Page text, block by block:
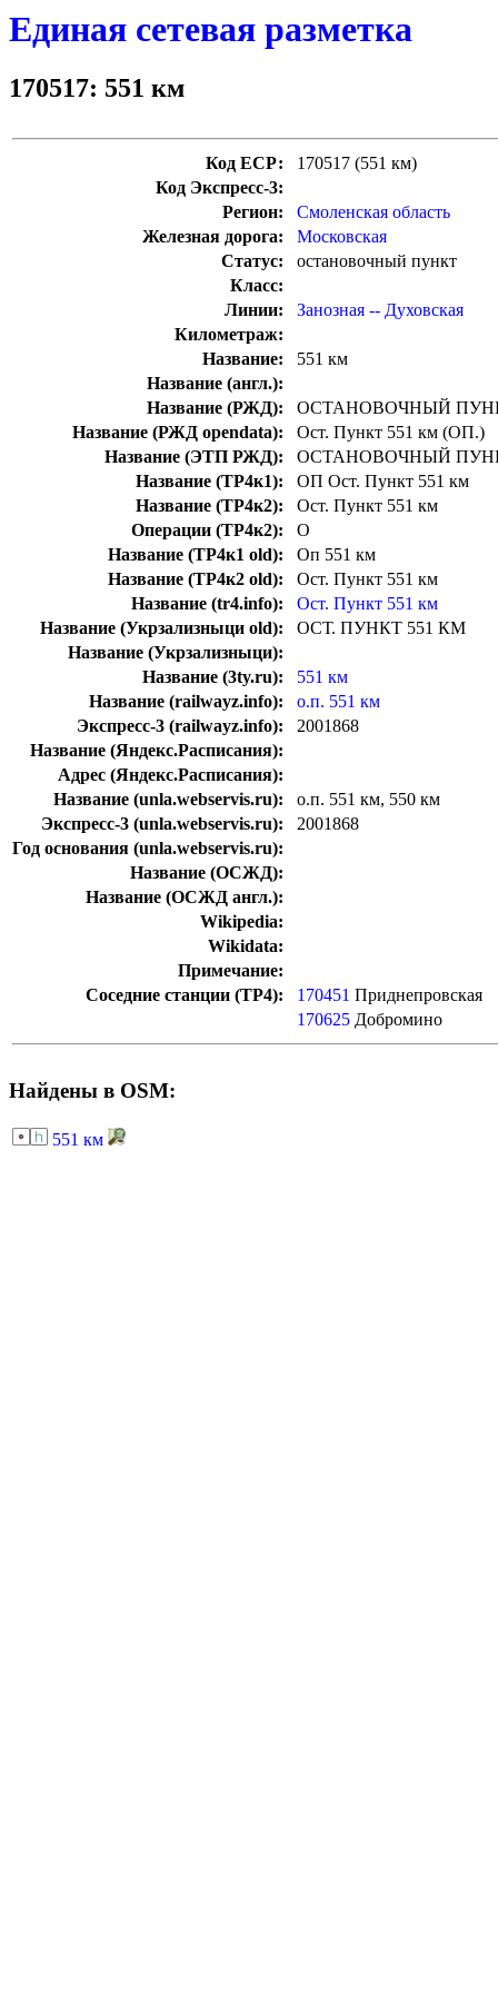
Единая сетевая разметка
170517: 551 км
Код ЕСР:
170517 (551 км)
Код Экспресс-3:
Регион:
Смоленская область
Железная дорога:
Московская
Статус:
остановочный пункт
Класс:
Линии:
Занозная -- Духовская
Километраж:
Название:
551 км
Название (англ.):
Название (РЖД):
ОСТАНОВОЧНЫЙ
Название (РЖД opendata):
Ост. Пункт 551 км (ОП.)
Название (ЭТП РЖД):
ОСТАНОВОЧНЫЙ
Название (ТР4к1):
ОП Ост. Пункт 551 км
Название (ТР4к2):
Ост. Пункт 551 км
Операции (ТР4к2):
О
Название (ТР4к1 old):
Оп 551 км
Название (ТР4к2 old):
Ост. Пункт 551 км
Название (tr4.info):
Ост. Пункт 551 км
Название (Укрзализныци old):
ОСТ. ПУНКТ 551 КМ
Название (Укрзализныци):
Название (3ty.ru):
551 км
Название (railwayz.info):
о.п. 551 км
Экспресс-3 (railwayz.info):
2001868
Название (Яндекс.Расписания):
Адрес (Яндекс.Расписания):
Название (unla.webservis.ru):
о.п. 551 км, 550 км
Экспресс-3 (unla.webservis.ru):
2001868
Год основания (unla.webservis.ru):
Название (ОСЖД):
Название (ОСЖД англ.):
Wikipedia:
Wikidata:
Примечание:
Соседние станции (ТР4):
170451 Приднепровская
170625 Добромино
Найдены в OSM:
551 км